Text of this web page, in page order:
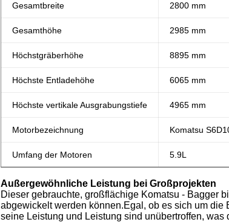
Gesamtbreite 2800 mm
Gesamthöhe 2985 mm
Höchstgräberhöhe 8895 mm
Höchste Entladehöhe 6065 mm
Höchste vertikale Ausgrabungstiefe 4965 mm
Motorbezeichnung Komatsu
Umfang der Motoren 5.9L
Außergewöhnliche Leistung bei Großprojekten
Dieser gebrauchte, großflächige Komatsu - Bagger
abgewickelt werden können.Egal, ob es sich um
seine Leistung und Leistung sind unübertroffen,